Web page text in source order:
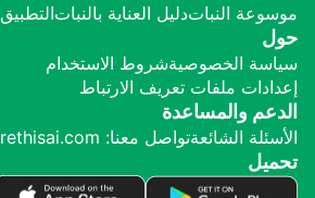
موسوعة النباتدليل العناية بالنباتالتطبيق
حول
سياسة الخصوصيةشروط الاستخدام
إعدادات ملفات تعريف الارتباط
الدعم والمساعدة
الأسئلة الشائعةتواصل معنا: support@picturethisai.com
تحميل